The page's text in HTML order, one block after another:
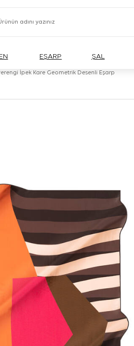
EŞARP ŞAL
İpek Kare Geometrik Desenli Eşarp